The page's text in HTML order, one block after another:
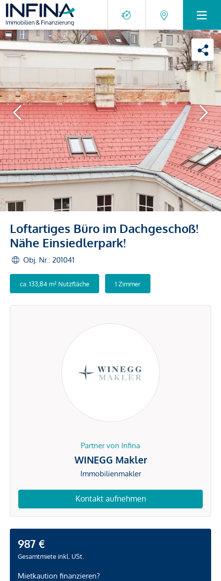
Loftartiges Büro im Dachgeschoß!
Nähe Einsiedlerpark!
Obj. Nr.: 201041
ca. 133,84 m² Nutzfläche 1 Zimmer
Partner von Infina
WINEGG Makler
Immobilienmakler
Kontakt aufnehmen
987 €
Gesamtmiete inkl. USt.
Mietkaution finanzieren?